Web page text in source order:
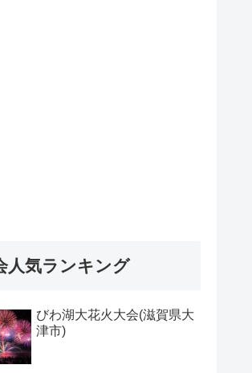
人気ランキング
びわ湖大花火大会(滋賀県大
津市)